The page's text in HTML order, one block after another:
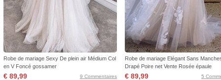
Robe de mariage Sexy De plein air Médium Col
en V Foncé gossamer
€ 89,99 9 Commentaires
Robe de mariage Elégant Sans
Drapé Poire net Vente Rosée épaule
€ 89,99 5